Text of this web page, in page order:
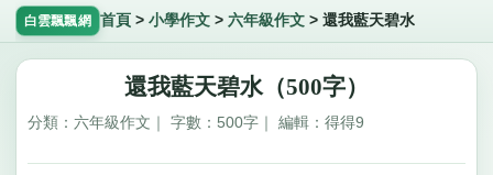
白雲飄飄網 首頁 > 小學作文> 六年級作文> 還我藍天碧水
還我藍天碧水（500字）
分類：六年級作文｜ 字數：500字｜ 編輯：得得9